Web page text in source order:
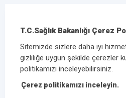
T.C.Sağlık Bakanlığı Çerez
Sitemizde sizlere daha iyi
gizliliğe uygun şekilde çerezler
politikamızı inceleyebilirsiniz.
Çerez politikamızı inceleyin.